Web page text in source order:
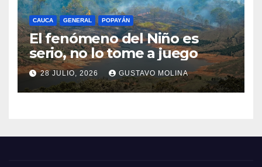
CAUCA GENERAL POPAYÁN
El fenómeno del Niño es
serio, no lo tome a juego
28 JULIO, 2026 GUSTAVO MOLINA